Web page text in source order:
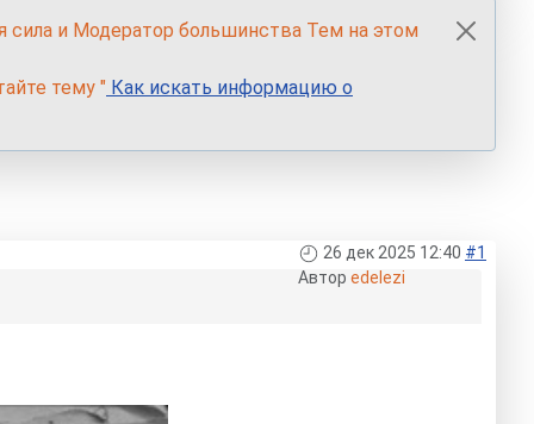
сила и Модератор большинства Тем на этом
тему " Как искать информацию о
26 дек 2025 12:40 #1
Автор edelezi